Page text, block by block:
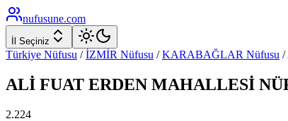
nufusune.com
İl Seçiniz
Türkiye Nüfusu / İZMİR Nüfusu / KARABAĞLAR Nüfusu /
ALİ FUAT ERDEN MAHALLESİ
2.224